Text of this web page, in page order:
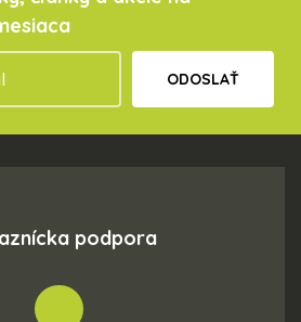
ODOSLAŤ
podpora